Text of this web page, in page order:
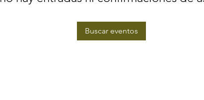
Buscar eventos